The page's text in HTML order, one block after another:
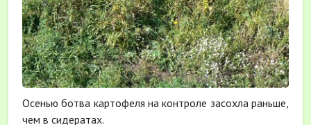
Осенью ботва картофеля на контроле засохла раньше,
чем в сидератах.